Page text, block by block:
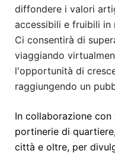
diffondere i valori
accessibili e fruibili in
Ci consentirà di
viaggiando
l'opportunità di
raggiungendo un
In collaborazione
portinerie di
città e oltre, per